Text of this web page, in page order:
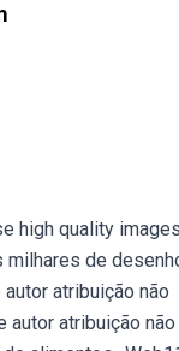
high quality images
milhares de
atribuição não
autor atribuição não